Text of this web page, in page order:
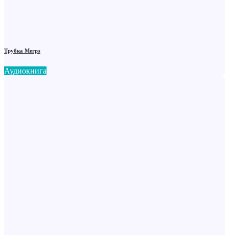
Трубка Мегрэ
Аудиокнига